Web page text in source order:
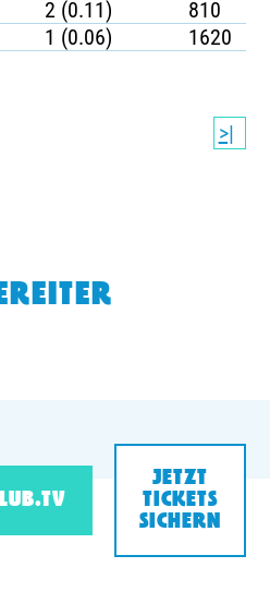
2 (0.11)
810
1 (0.06) 1620
>|
JETZT
TICKETS
SICHERN